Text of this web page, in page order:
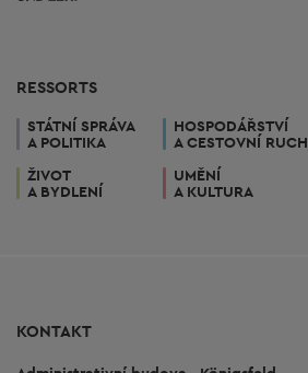
RESSORTS
STÁTNÍ SPRÁVA
A POLITIKA
HOSPODÁŘSTVÍ
A CESTOVNÍ RUCH
ŽIVOT
A BYDLENÍ
UMĚNÍ
A KULTURA
KONTAKT